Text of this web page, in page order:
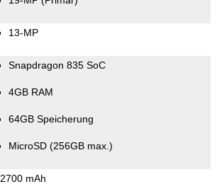
13-MP
Snapdragon 835 SoC
4GB RAM
64GB Speicherung
MicroSD (256GB max.)
2700 mAh